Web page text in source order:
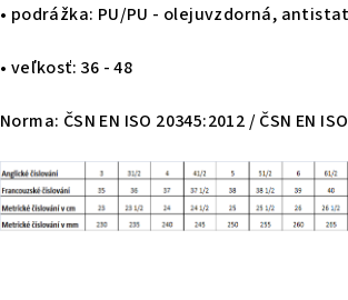
• podrážka: PU/PU - olejuvzdorná,
• veľkosť: 36 - 48
Norma: ČSN EN ISO 20345:2012 / ČSN EN